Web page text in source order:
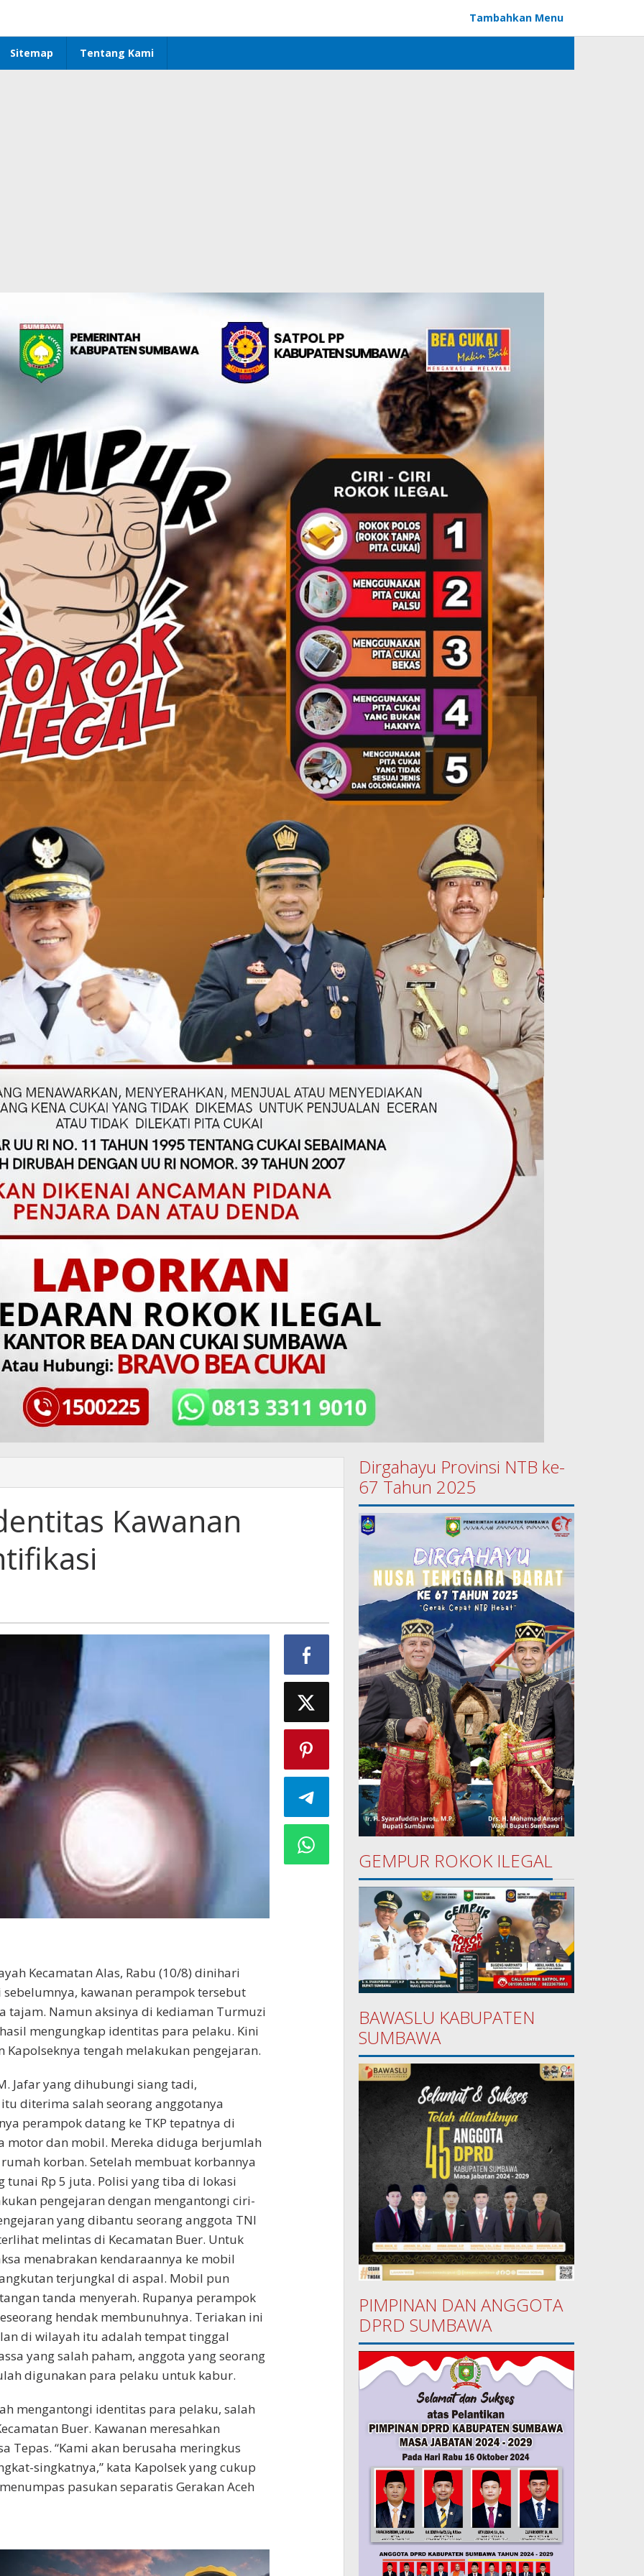
Tambahkan Menu
Sitemap Tentang Kami
Kawanan
Kecamatan Alas, Rabu (10/8) dinihari
kawanan perampok tersebut
tajam. Namun aksinya di kediaman Turmuzi
mengungkap identitas para pelaku. Kini
tengah melakukan pengejaran.
Jafar yang dihubungi siang tadi,
diterima salah seorang anggotanya
perampok datang ke TKP tepatnya di
motor dan mobil. Mereka diduga berjumlah
korban. Setelah membuat korbannya
Rp 5 juta. Polisi yang tiba di lokasi
pengejaran dengan mengantongi ciri-
yang dibantu seorang anggota TNI
melintas di Kecamatan Buer. Untuk
menabrakan kendaraannya ke mobil
terjungkal di aspal. Mobil pun
tanda menyerah. Rupanya perampok
hendak membunuhnya. Teriakan ini
di wilayah itu adalah tempat tinggal
yang salah paham, anggota yang seorang
digunakan para pelaku untuk kabur.
mengantongi identitas para pelaku, salah
Buer. Kawanan meresahkan
Tepas. “Kami akan berusaha meringkus
singkatnya,” kata Kapolsek yang cukup
pasukan separatis Gerakan Aceh
Dirgahayu Provinsi NTB ke-
67 Tahun 2025
GEMPUR ROKOK ILEGAL
BAWASLU KABUPATEN
SUMBAWA
PIMPINAN DAN ANGGOTA
DPRD SUMBAWA